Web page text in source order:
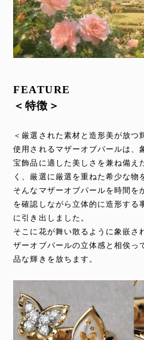
FEATURE
＜特徴＞
＜厳選された素材と造形美が放つ
使用されるマザーオブパールは、
宝飾品に適した美しさを兼ね備え
く、厳選に厳選を重ねた希少な物
そんなマザーオブパールを時間を
を確認しながら立体的に造形する
に引き出しました。
そこに花が舞い散るように象嵌さ
ザーオブパールの立体感と相俟っ
品な輝きを放ちます。